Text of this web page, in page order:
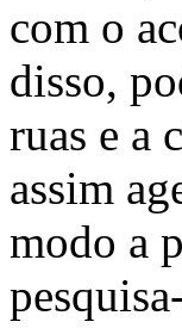
com o
disso,
ruas e a
assim
modo a